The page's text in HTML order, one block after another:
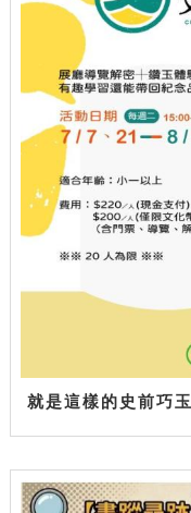
就是這樣的史前巧玉